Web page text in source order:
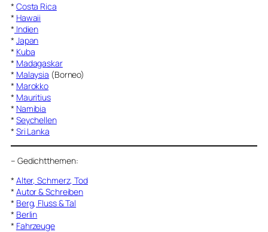
* Costa Rica
* Hawaii
* Indien
* Japan
* Kuba
* Madagaskar
* Malaysia (Borneo)
* Marokko
* Mauritius
* Namibia
* Seychellen
* Sri Lanka
– Gedichtthemen:
* Alter, Schmerz, Tod
* Autor & Schreiben
* Berg, Fluss & Tal
* Berlin
* Fahrzeuge